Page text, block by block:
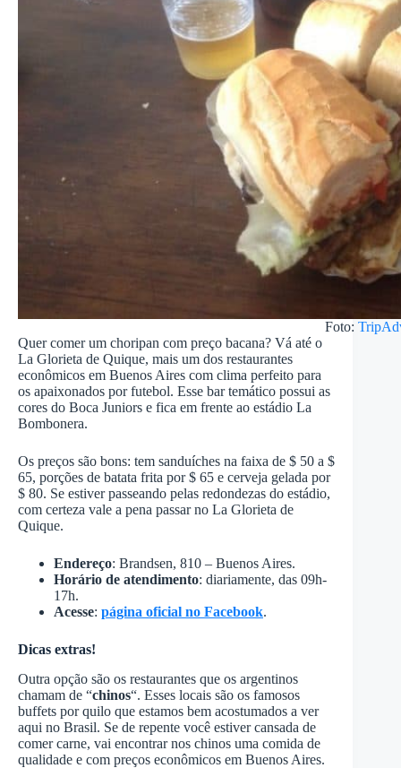
Foto:
Quer comer um choripan com preço bacana? Vá até o
La Glorieta de Quique, mais um dos restaurantes
econômicos em Buenos Aires com clima perfeito para
os apaixonados por futebol. Esse bar temático possui as
cores do Boca Juniors e fica em frente ao estádio La
Bombonera.
Os preços são bons: tem sanduíches na faixa de $ 50 a $
65, porções de batata frita por $ 65 e cerveja gelada por
$ 80. Se estiver passeando pelas redondezas do estádio,
com certeza vale a pena passar no La Glorieta de
Quique.
Endereço: Brandsen, 810 – Buenos Aires.
Horário de atendimento: diariamente, das 09h-
17h.
Acesse: página oficial no Facebook.
Dicas extras!
Outra opção são os restaurantes que os argentinos
chamam de “chinos“. Esses locais são os famosos
buffets por quilo que estamos bem acostumados a ver
aqui no Brasil. Se de repente você estiver cansada de
comer carne, vai encontrar nos chinos uma comida de
qualidade e com preços econômicos em Buenos Aires.